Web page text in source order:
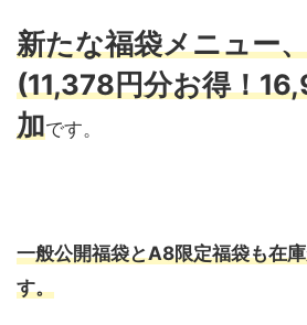
新たな福袋メニュー
(11,378円分お得！
加です。
一般公開福袋とA8限定福袋も在
す。